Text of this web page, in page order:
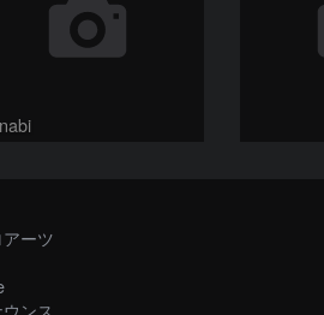
ーツ